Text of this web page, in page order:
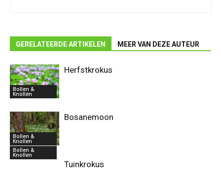
GERELATEERDE ARTIKELEN MEER VAN DEZE AUTEUR
Bollen &
Knollen
Herfstkrokus
Bollen &
Knollen
Bosanemoon
Bollen &
Knollen
Tuinkrokus